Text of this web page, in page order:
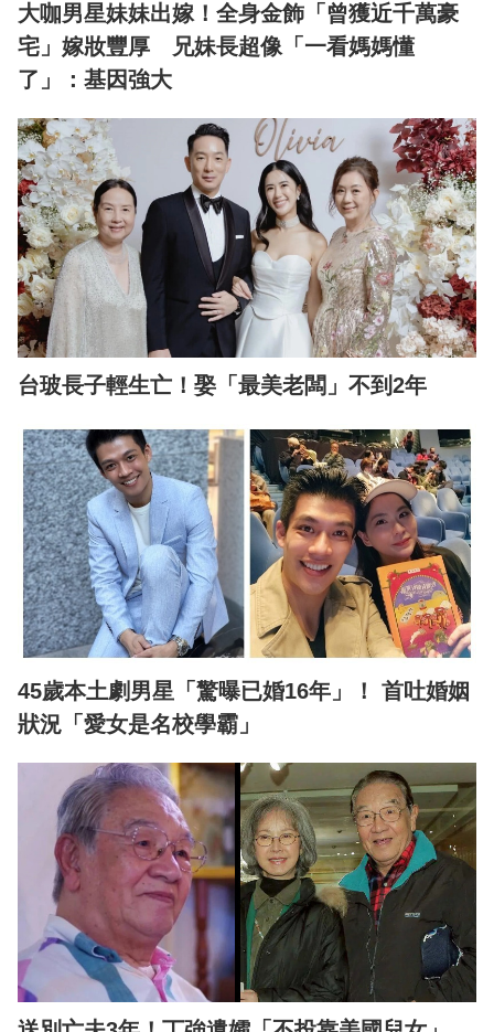
大咖男星妹妹出嫁！全身金飾「曾獲近千萬豪
宅」嫁妝豐厚 兄妹長超像「一看媽媽懂
了」：基因強大
台玻長子輕生亡！娶「最美老闆」不到2年
45歲本土劇男星「驚曝已婚16年」！ 首吐婚姻
狀況「愛女是名校學霸」